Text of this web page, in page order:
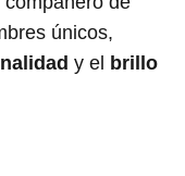
únicos,
y el brillo